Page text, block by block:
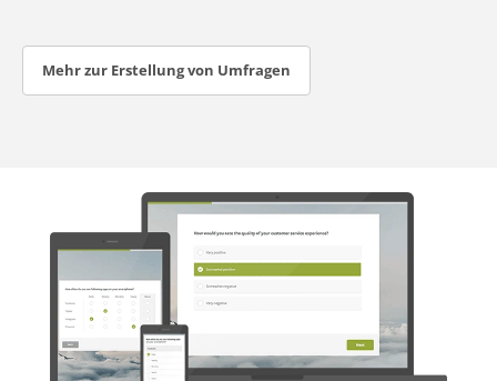
Mehr zur Erstellung von Umfragen